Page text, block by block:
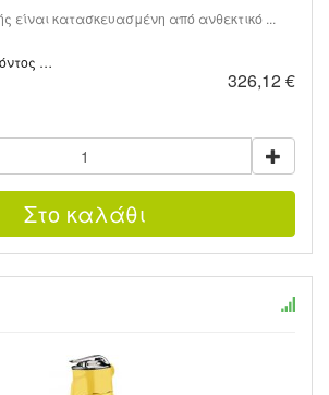
είναι κατασκευασμένη από ανθεκτικό ...
…
326,12 €